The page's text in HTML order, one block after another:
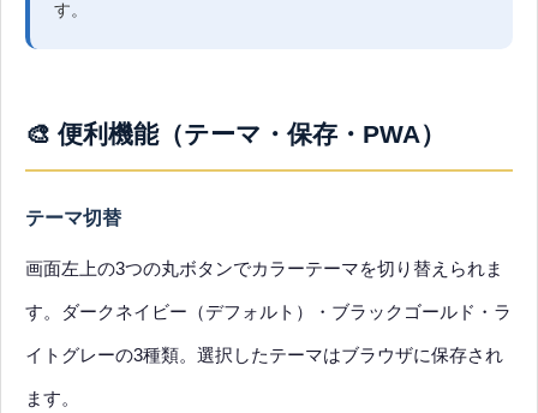
す。
🎨 便利機能（テーマ・保存・PWA）
テーマ切替
画面左上の3つの丸ボタンでカラーテーマを切り替えられま
す。ダークネイビー（デフォルト）・ブラックゴールド・ラ
イトグレーの3種類。選択したテーマはブラウザに保存され
ます。